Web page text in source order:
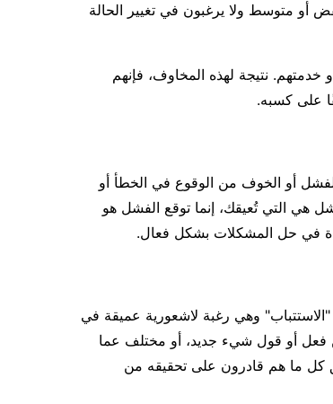
أو متوسط ولا يرغبون في تغيير الحالة
نتيجة لهذه المخاوف، فإنهم
على كسبه.
الفشل أو الخوف من الوقوع في الخطأ أو
هي التي تُعيقك، إنما توقع الفشل هو
في حل المشكلات بشكل فعال.
"الاستتباب" وهي رغبة لاشعورية عميقة في
فعل أو قول شيء جديد، أو مختلف عما
كل ما هم قادرون على تحقيقه من